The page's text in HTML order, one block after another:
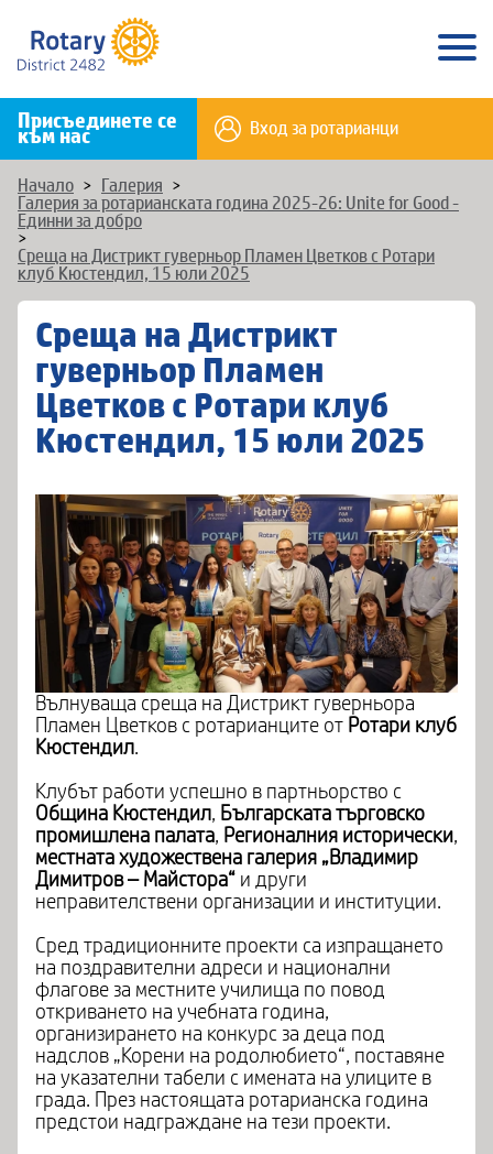
Присъединете се
към нас Вход за ротарианци
Начало > Галерия
>
Галерия за ротарианската година 2025-26: Unite for Good -
Единни за добро
>
Среща на Дистрикт гуверньор Пламен Цветков с Ротари
клуб Кюстендил, 15 юли 2025
Среща на Дистрикт
гуверньор Пламен
Цветков с Ротари клуб
Кюстендил, 15 юли 2025
Вълнуваща среща на Дистрикт гуверньора
Пламен Цветков с ротарианците от Ротари клуб
Кюстендил.
Клубът работи успешно в партньорство с
Община Кюстендил, Българската търговско
промишлена палата, Регионалния исторически,
местната художествена галерия „Владимир
Димитров – Майстора“ и други
неправителствени организации и институции.
Сред традиционните проекти са изпращането
на поздравителни адреси и национални
флагове за местните училища по повод
откриването на учебната година,
организирането на конкурс за деца под
надслов „Корени на родолюбието“, поставяне
на указателни табели с имената на улиците в
града. През настоящата ротарианска година
предстои надграждане на тези проекти.